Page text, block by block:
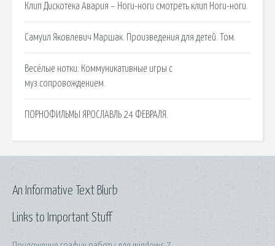
Клип Дискотека Авария – Ноги-ноги смотреть клип Ноги-ноги.
Самуил Яковлевич Маршак. Произведения для детей. Том.
Весёлые нотки: Коммуникативные игры с
муз.сопровождением.
ПОРНОФИЛЬМЫ ЯРОСЛАВЛЬ 24 ФЕВРАЛЯ.
Links to Important Stuff
An Informative Text Blurb